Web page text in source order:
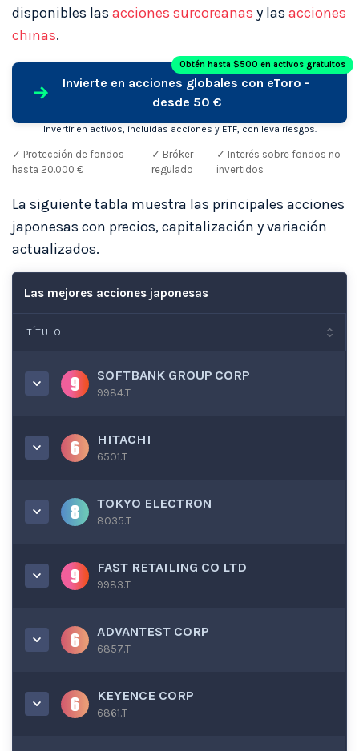
disponibles las acciones surcoreanas y las acciones
chinas.
Invierte en acciones globales con eToro -
desde 50 €
Obtén hasta $500 en activos gratuitos
Invertir en activos, incluidas acciones y ETF, conlleva riesgos.
✓ Protección de fondos
hasta 20.000 €
✓ Bróker
regulado
✓ Interés sobre fondos no
invertidos
La siguiente tabla muestra las principales acciones
japonesas con precios, capitalización y variación
actualizados.
Las mejores acciones japonesas
TÍTULO
SOFTBANK GROUP CORP
9984.T
HITACHI
6501.T
TOKYO ELECTRON
8035.T
FAST RETAILING CO LTD
9983.T
ADVANTEST CORP
6857.T
KEYENCE CORP
6861.T